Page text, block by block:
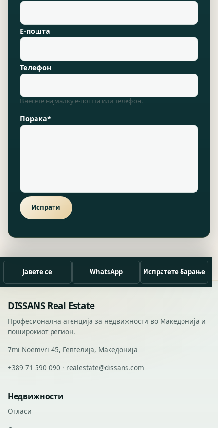
Е-пошта
Телефон
Внесете најмалку е-пошта или телефон.
Порака*
Испрати
Јавете се WhatsApp Испратете барање
DISSANS Real Estate
Професионална агенција за недвижности во Македонија и
поширокиот регион.
7mi Noemvri 45, Гевгелија, Македонија
+389 71 590 090 · realestate@dissans.com
Недвижности
Огласи